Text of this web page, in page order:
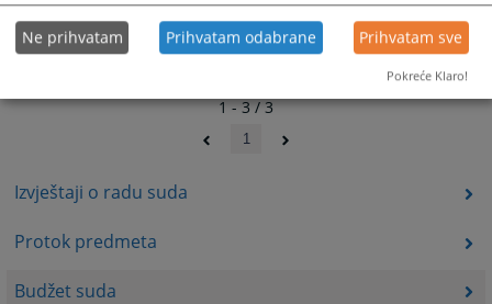
Izvještaji o radu suda
Protok predmeta
Budžet suda
1 - 3 / 3
1
Ne prihvatam Prihvatam odabrane Prihvatam sve
Pokreće Klaro!